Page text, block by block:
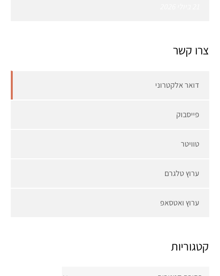
צרו קשר
דואר אלקטרוני
פייסבוק
טוויטר
ערוץ טלגרם
ערוץ ואטסאפ
קטגוריות